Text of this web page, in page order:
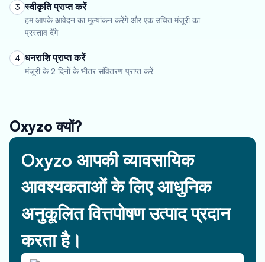
3 स्वीकृति प्राप्त करें
हम आपके आवेदन का मूल्यांकन करेंगे और एक उचित मंजूरी का
प्रस्ताव देंगे
4 धनराशि प्राप्त करें
मंजूरी के 2 दिनों के भीतर संवितरण प्राप्त करें
Oxyzo क्यों?
Oxyzo आपकी व्यावसायिक
आवश्यकताओं के लिए आधुनिक
अनुकूलित वित्तपोषण उत्पाद प्रदान
करता है।